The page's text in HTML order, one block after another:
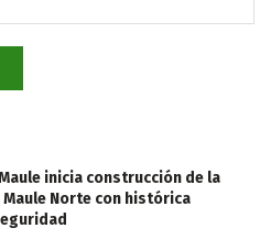
inicia construcción de la
Norte con histórica